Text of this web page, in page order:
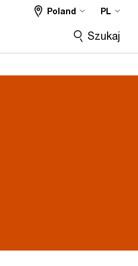
Poland PL
Szukaj